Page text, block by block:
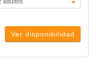
Ver disponibilidad